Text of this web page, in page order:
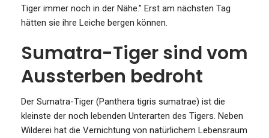
Tiger immer noch in der Nähe.” Erst am nächsten Tag
hätten sie ihre Leiche bergen können.
Sumatra-Tiger sind vom
Aussterben bedroht
Der Sumatra-Tiger (Panthera tigris sumatrae) ist die
kleinste der noch lebenden Unterarten des Tigers. Neben
Wilderei hat die Vernichtung von natürlichem Lebensraum